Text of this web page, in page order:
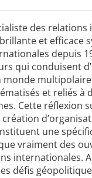
Concours de
Concours
tables
d’ouvrages
Culture
des
et efficace
depuis
qui conduisent
monde
et reliés à
Cette réflexion
une
vraiment des
internationales.
défis